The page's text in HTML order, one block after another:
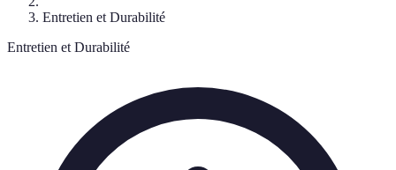
Entretien et Durabilité
Entretien et Durabilité